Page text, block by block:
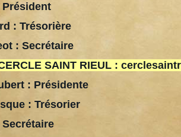
: Trésorière
: Secrétaire
SAINT RIEUL :
: Présidente
: Trésorier